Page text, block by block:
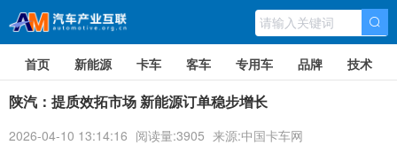
首页 新能源 卡车 客车 专用车 品牌 技术
陕汽：提质效拓市场 新能源订单稳步增长
2026-04-10 13:14:16 阅读量:3905 来源:中国卡车网